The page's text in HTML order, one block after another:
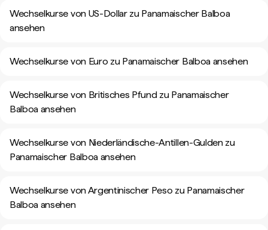
Wechselkurse von US-Dollar zu Panamaischer Balboa
ansehen
Wechselkurse von Euro zu Panamaischer Balboa ansehen
Wechselkurse von Britisches Pfund zu Panamaischer
Balboa ansehen
Wechselkurse von Niederländische-Antillen-Gulden zu
Panamaischer Balboa ansehen
Wechselkurse von Argentinischer Peso zu Panamaischer
Balboa ansehen